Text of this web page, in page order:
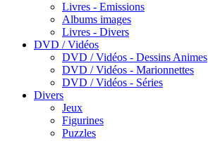
Livres - Emissions
Albums images
Livres - Divers
DVD / Vidéos
DVD / Vidéos - Dessins Animes
DVD / Vidéos - Marionnettes
DVD / Vidéos - Séries
Divers
Jeux
Figurines
Puzzles